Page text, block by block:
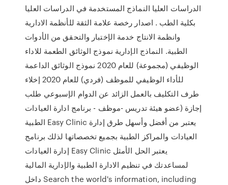
الدراسات العليا النماذج المستخدمة في الدراسات العليا
بكلية الطب . اصدار رخصة علامة الثقة للأنظمة الادارية
وانظمة الانتاج خدمة الإختبار والتحقق من الأدوات
الطبية. النماذج الإدارية نموذج الوثائق الطعمة للاداء
الوظيفي (مجموعة) للعام 2020 نموذج الوثائق الداعمة
للأداء الوظيفي للموظف (فردي) للعام 2020 إخلاء
طرف التكليف بالعمل الزائد عن الدوام الإسبوعي طلب
إجازة (عضو هيئة تدريس -موظف - برنامج ادارة العيادات
الطبية Easy Clinic يعتبر من أفضل وأسهل طرق إدارة
العيادات والمراكز الطبية بجميع تخصصاتها لذلك برنامج
إدارة العيادات Easy Clinic يعتبر الحل الأمثل
لمساعدتك في تنظيم الادارة الطبية والإدارية المالية
داخل Search the world's information, including